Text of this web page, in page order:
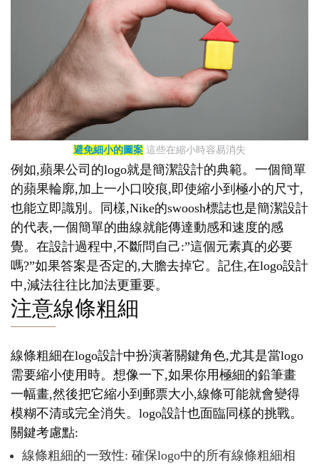
避免細小的圖案 這些在縮小時容易消失
例如,蘋果公司的logo就是簡潔設計的典範。一個簡單
的蘋果輪廓,加上一小口咬痕,即使縮小到極小的尺寸,
也能立即識別。同樣,Nike的swoosh標誌也是簡潔設計
的代表,一個簡單的曲線就能傳達動感和速度的感
覺。在設計過程中,不斷問自己:”這個元素真的必要
嗎?”如果答案是否定的,大膽去掉它。記住,在logo設計
中,減法往往比加法更重要。
注意線條粗細
線條粗細在logo設計中扮演著關鍵角色,尤其是當logo
需要縮小使用時。想像一下,如果你用極細的鉛筆畫
一幅畫,然後把它縮小到郵票大小,線條可能就會變得
模糊不清或完全消失。logo設計也面臨同樣的挑戰。
關鍵考慮點:
線條粗細的一致性: 確保logo中的所有線條粗細相